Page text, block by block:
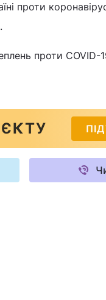
проти
проти COVID-